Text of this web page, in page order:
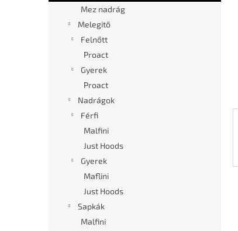
l
Mez nadrág
Melegitő
Felnőtt
Proact
Gyerek
Proact
Nadrágok
Férfi
Malfini
Just Hoods
Gyerek
Maflini
Just Hoods
Sapkák
Malfini